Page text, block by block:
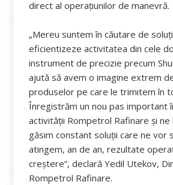
direct al operațiunilor de manevră.
„Mereu suntem în căutare de
eficientizeze activitatea din cele
instrument de precizie precum
ajută să avem o imagine extrem
produselor pe care le trimitem în
Înregistrăm un nou pas important
activității Rompetrol Rafinare și ne
găsim constant soluții care ne vor
atingem, an de an, rezultate
creștere”, declară Yedil Utekov,
Rompetrol Rafinare.